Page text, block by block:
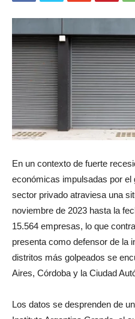
En un contexto de fuerte
económicas impulsadas por el
sector privado atraviesa una
noviembre de 2023 hasta la
15.564 empresas, lo que
presenta como defensor de la
distritos más golpeados se
Aires, Córdoba y la Ciudad
Los datos se desprenden de